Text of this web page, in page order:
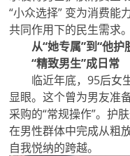
“小众选择” 变为消费能
共同作用下的民生需求。
从“她专属”到“他护
“精致男生”成日常
临近年底，95后女
显眼。这个曾为男友准
采购的“常规操作”。护
在男性群体中完成从粗
自我悦纳的跨越。